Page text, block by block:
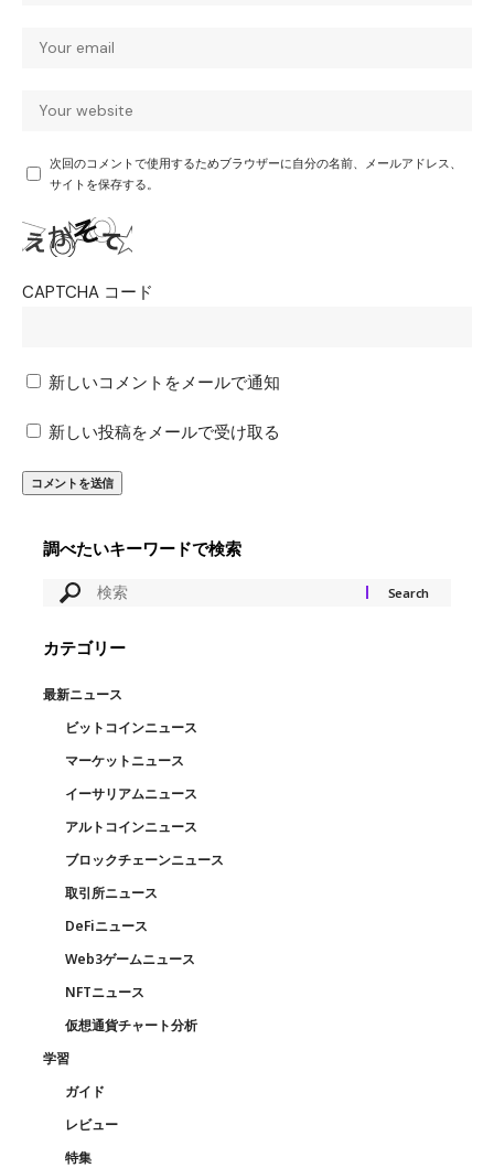
次回のコメントで使用するためブラウザーに自分の名前、メールアドレス、
サイトを保存する。
CAPTCHA コード
新しいコメントをメールで通知
新しい投稿をメールで受け取る
調べたいキーワードで検索
カテゴリー
最新ニュース
ビットコインニュース
マーケットニュース
イーサリアムニュース
アルトコインニュース
ブロックチェーンニュース
取引所ニュース
DeFiニュース
Web3ゲームニュース
NFTニュース
仮想通貨チャート分析
学習
ガイド
レビュー
特集